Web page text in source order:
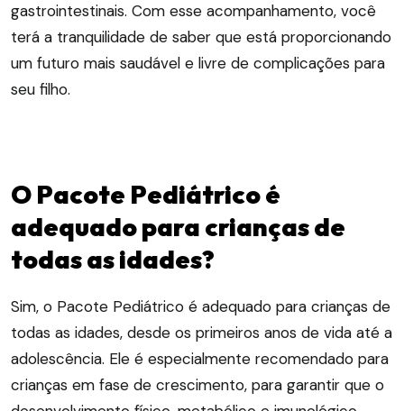
gastrointestinais. Com esse acompanhamento, você
terá a tranquilidade de saber que está proporcionando
um futuro mais saudável e livre de complicações para
seu filho.
O Pacote Pediátrico é
adequado para crianças de
todas as idades?
Sim, o Pacote Pediátrico é adequado para crianças de
todas as idades, desde os primeiros anos de vida até a
adolescência. Ele é especialmente recomendado para
crianças em fase de crescimento, para garantir que o